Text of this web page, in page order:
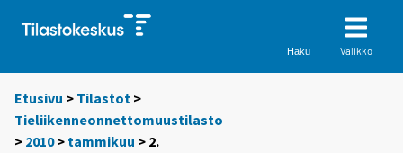
Haku Valikko
Etusivu > Tilastot >
Tieliikenneonnettomuustilasto
> 2010> tammikuu > 2.